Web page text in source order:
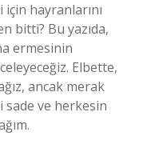
hayranlarını
bitti? Bu yazıda,
ermesinin
Elbette,
ancak merak
ve herkesin